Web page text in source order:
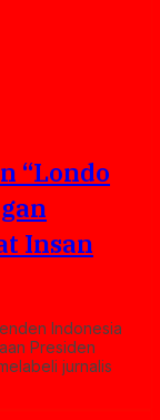
“Londo
Insan
Indonesia
Presiden
jurnalis